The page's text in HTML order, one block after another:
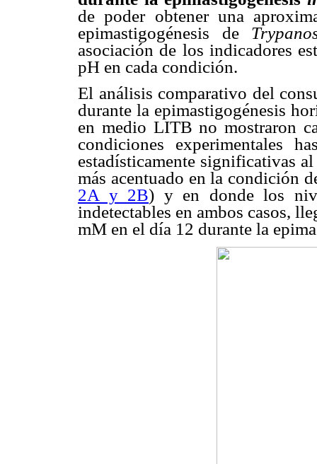
de poder obtener una
epimastigogénesis de
asociación de los indicadores
pH en cada condición.
El análisis comparativo del
durante la epimastigogénesis
en medio LITB no mostraron
condiciones experimentales
estadísticamente significativas
más acentuado en la condición
2A y 2B) y en donde los
indetectables en ambos casos,
mM en el día 12 durante la